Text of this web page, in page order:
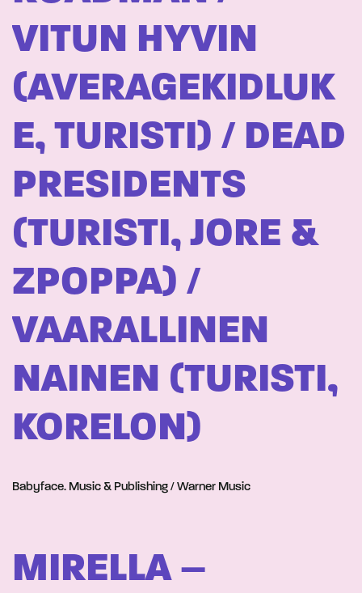
VITUN HYVIN
(AVERAGEKIDLUK
E, TURISTI) / DEAD
PRESIDENTS
(TURISTI, JORE &
ZPOPPA) /
VAARALLINEN
NAINEN (TURISTI,
KORELON)
Babyface. Music & Publishing / Warner Music
MIRELLA –